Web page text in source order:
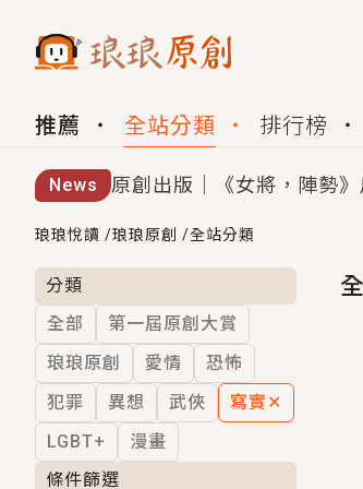
推薦 全站分類 排行榜
News 原創出版｜《女將，陣勢
創,作家招募｜華文小說創
小編心動書單｜《離婚你
GL｜《夏日與檸檬與重疊
BL｜《費洛蒙中毒》救命
OMG你嚇到我了｜《陰陽
言情｜《國語推行員》每
琅琅悅讀 /琅琅原創 /全站分類
分類
全部
第一屆原創大賞
琅琅原創
愛情
恐怖
犯罪
異想 武俠 寫實✕
LGBT+
漫畫
條件篩選